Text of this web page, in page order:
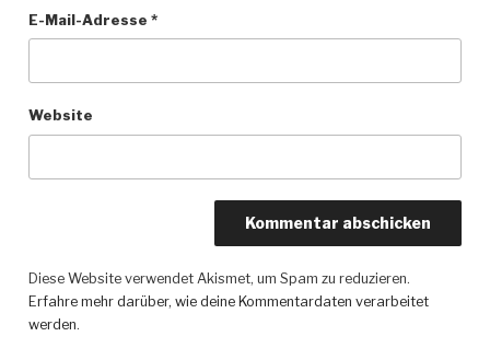
E-Mail-Adresse *
Website
Diese Website verwendet Akismet, um Spam zu reduzieren.
Erfahre mehr darüber, wie deine Kommentardaten verarbeitet
werden.